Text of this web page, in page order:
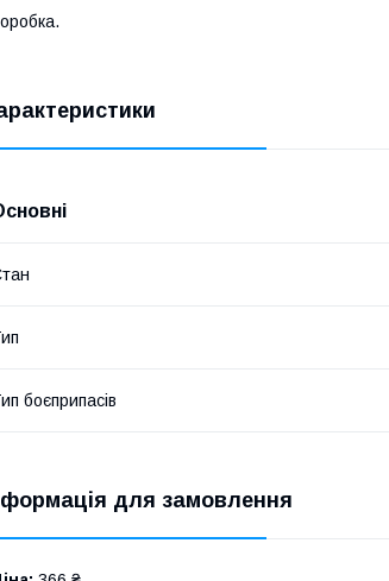
боєприпасів
для замовлення